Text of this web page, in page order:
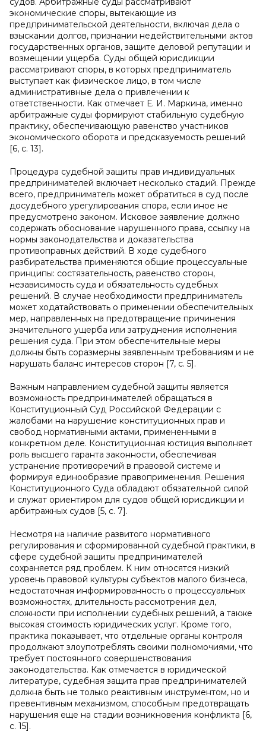
экономические споры, вытекающие из
предпринимательской деятельности, включая дела о
взыскании долгов, признании недействительными актов
государственных органов, защите деловой репутации и
возмещении ущерба. Суды общей юрисдикции
рассматривают споры, в которых предприниматель
выступает как физическое лицо, в том числе
административные дела о привлечении к
ответственности. Как отмечает Е. И. Маркина, именно
арбитражные суды формируют стабильную судебную
практику, обеспечивающую равенство участников
экономического оборота и предсказуемость решений
[6, с. 13].
Процедура судебной защиты прав индивидуальных
предпринимателей включает несколько стадий. Прежде
всего, предприниматель может обратиться в суд после
досудебного урегулирования спора, если иное не
предусмотрено законом. Исковое заявление должно
содержать обоснование нарушенного права, ссылку на
нормы законодательства и доказательства
противоправных действий. В ходе судебного
разбирательства применяются общие процессуальные
принципы: состязательность, равенство сторон,
независимость суда и обязательность судебных
решений. В случае необходимости предприниматель
может ходатайствовать о применении обеспечительных
мер, направленных на предотвращение причинения
значительного ущерба или затруднения исполнения
решения суда. При этом обеспечительные меры
должны быть соразмерны заявленным требованиям и не
нарушать баланс интересов сторон [7, с. 5].
Важным направлением судебной защиты является
возможность предпринимателей обращаться в
Конституционный Суд Российской Федерации с
жалобами на нарушение конституционных прав и
свобод нормативными актами, примененными в
конкретном деле. Конституционная юстиция выполняет
роль высшего гаранта законности, обеспечивая
устранение противоречий в правовой системе и
формируя единообразие правоприменения. Решения
Конституционного Суда обладают обязательной силой
и служат ориентиром для судов общей юрисдикции и
арбитражных судов [5, с. 7].
Несмотря на наличие развитого нормативного
регулирования и сформированной судебной практики, в
сфере судебной защиты предпринимателей
сохраняется ряд проблем. К ним относятся низкий
уровень правовой культуры субъектов малого бизнеса,
недостаточная информированность о процессуальных
возможностях, длительность рассмотрения дел,
сложности при исполнении судебных решений, а также
высокая стоимость юридических услуг. Кроме того,
практика показывает, что отдельные органы контроля
продолжают злоупотреблять своими полномочиями, что
требует постоянного совершенствования
законодательства. Как отмечается в юридической
литературе, судебная защита прав предпринимателей
должна быть не только реактивным инструментом, но и
превентивным механизмом, способным предотвращать
нарушения еще на стадии возникновения конфликта [6,
с. 15].